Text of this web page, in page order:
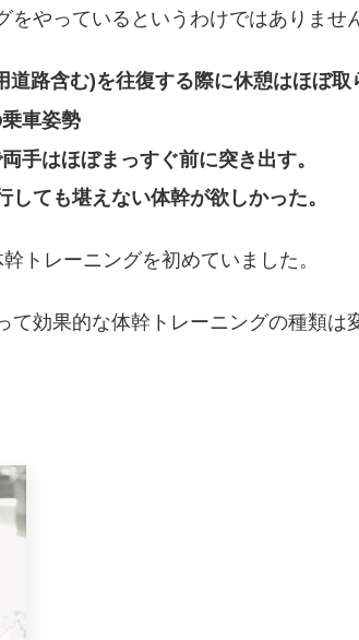
やっているというわけではありませ
路含む)を往復する際に休憩はほぼ取
車姿勢
手はほぼまっすぐ前に突き出す。
ても堪えない体幹が欲しかった。
トレーニングを初めていました。
て効果的な体幹トレーニングの種類は